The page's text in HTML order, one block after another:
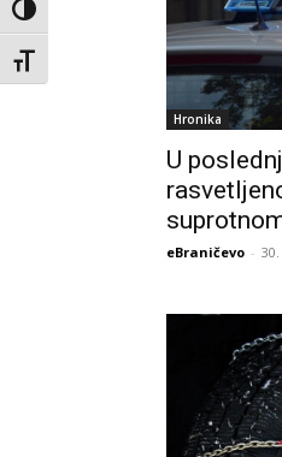
Toggle High Contrast
Toggle Font size
Hronika
U
eBraničevo -